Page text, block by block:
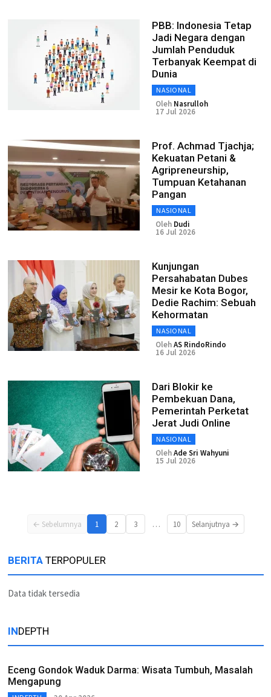
PBB: Indonesia Tetap
Jadi Negara dengan
Jumlah Penduduk
Terbanyak Keempat di
Dunia
NASIONAL
Oleh Nasrulloh
17 Jul 2026
Prof. Achmad Tjachja;
Kekuatan Petani &
Agripreneurship,
Tumpuan Ketahanan
Pangan
NASIONAL
Oleh Dudi
16 Jul 2026
Kunjungan
Persahabatan Dubes
Mesir ke Kota Bogor,
Dedie Rachim: Sebuah
Kehormatan
NASIONAL
OlehAS RindoRindo
16 Jul 2026
Dari Blokir ke
Pembekuan Dana,
Pemerintah Perketat
Jerat Judi Online
NASIONAL
OlehAde Sri Wahyuni
15 Jul 2026
← Sebelumnya 1 2 3 … 10 Selanjutnya →
BERITA TERPOPULER
Data tidak tersedia
INDEPTH
Eceng Gondok Waduk Darma: Wisata Tumbuh, Masalah
Mengapung